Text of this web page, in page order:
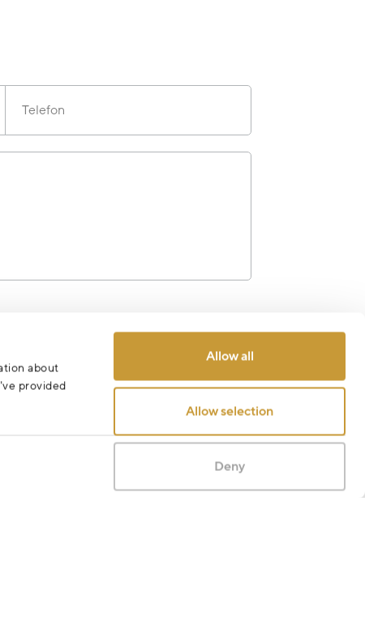
about
provided
Allow all
Allow selection
Deny
Telefon
Odeslat